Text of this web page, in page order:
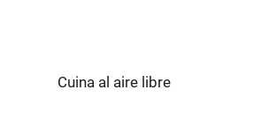
Cuina al aire libre